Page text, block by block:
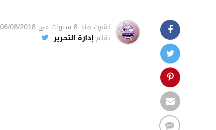
نشرت منذ 8 سنوات فى 06/08/2018
بقلم إدارة التحرير